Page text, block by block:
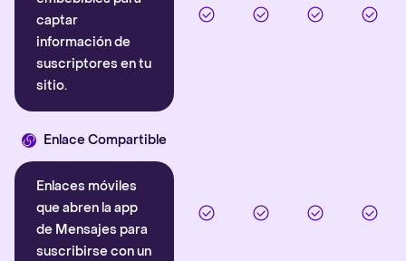
captar
información de
suscriptores en tu
sitio.
Enlace Compartible
Enlaces móviles
que abren la app
de Mensajes para
suscribirse con un